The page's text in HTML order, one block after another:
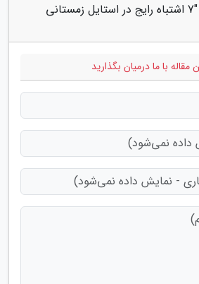
دیدگاه های مرتبط با "7 اشتباه رایج در استایل زمستانی
با ما درمیان بگذارید